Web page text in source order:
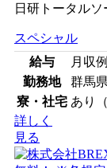
日研トータル
スペシャル
給与
月収例
勤務地
群馬
寮・社宅 あり
詳しく
見る